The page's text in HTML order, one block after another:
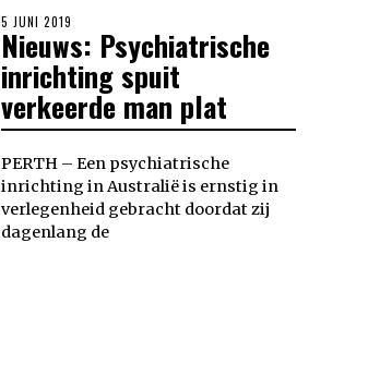
POSTED
ON
5 JUNI 2019
Nieuws: Psychiatrische
inrichting spuit
verkeerde man plat
PERTH – Een psychiatrische
inrichting in Australië is ernstig in
verlegenheid gebracht doordat zij
dagenlang de